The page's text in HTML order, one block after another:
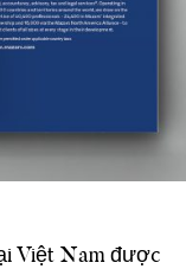
Việt Nam được